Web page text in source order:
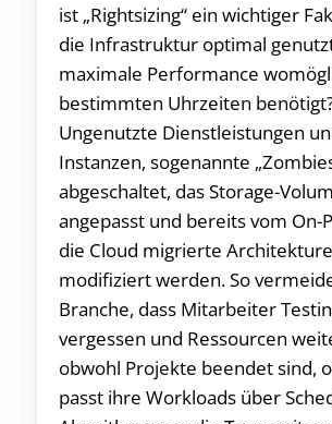
ist „Rightsizing“ ein wichtiger
die Infrastruktur optimal
maximale Performance
bestimmten Uhrzeiten
Ungenutzte Dienstleistungen
Instanzen, sogenannte
abgeschaltet, das Storage-
angepasst und bereits vom On-
die Cloud migrierte
modifiziert werden. So
Branche, dass Mitarbeiter
vergessen und Ressourcen
obwohl Projekte beendet sind,
passt ihre Workloads über